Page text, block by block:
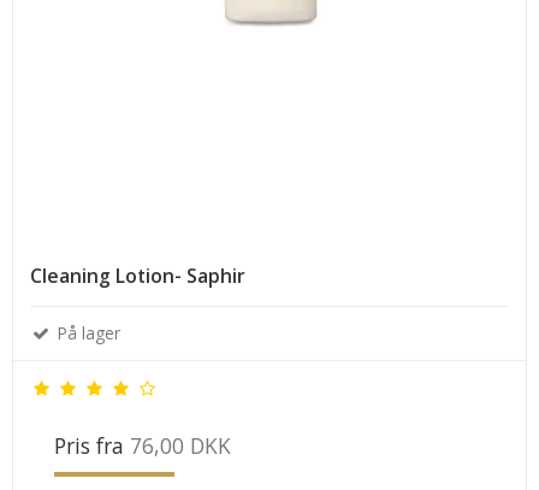
Cleaning Lotion- Saphir
På lager
Pris fra 76,00 DKK